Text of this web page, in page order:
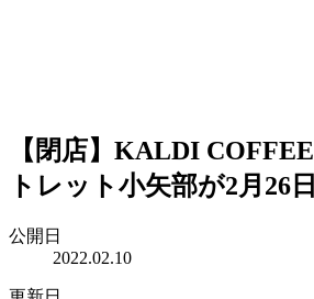
【閉店】KALDI
トレット小矢部が2月26
公開日
2022.02.10